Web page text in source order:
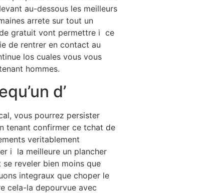
au-dessous les meilleurs
arrete sur tout un
gratuit vont permettre i ce
de rentrer en contact au
los cuales vous vous
hommes.
d’
vous pourrez persister
tenant confirmer ce tchat de
veritablement
i la meilleure un plancher
reveler bien moins que
integraux que choper le
cela-la depourvue avec